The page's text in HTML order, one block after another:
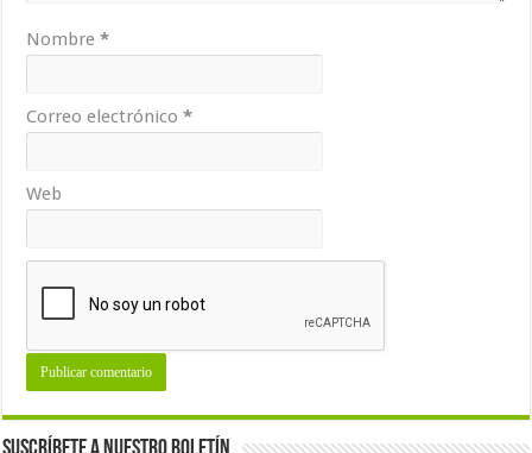
Nombre*
Correo electrónico*
Web